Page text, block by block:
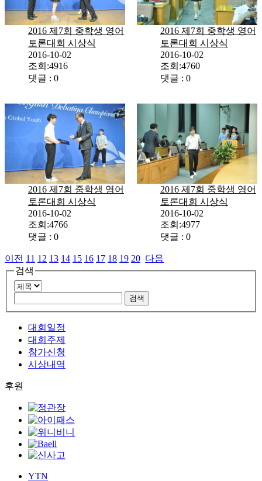
2016 제7회 중학생 영어
토론대회 시상식
2016-10-02
조회:4916
댓글 : 0
2016 제7회 중학생 영어
토론대회 시상식
2016-10-02
조회:4760
댓글 : 0
2016 제7회 중학생 영어
토론대회 시상식
2016-10-02
조회:4766
댓글 : 0
2016 제7회 중학생 영어
토론대회 시상식
2016-10-02
조회:4977
댓글 : 0
이전 11 12 13 14 15 16 17 18 19 20 다음
검색
대회일정
대회주제
참가신청
시상내역
후원
YTN